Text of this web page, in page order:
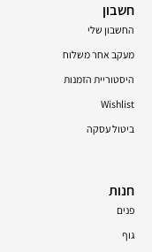
חשבון
החשבון שלי
מעקב אחר משלוח
היסטוריית הזמנות
Wishlist
ביטול עסקה
חנות
פנים
גוף